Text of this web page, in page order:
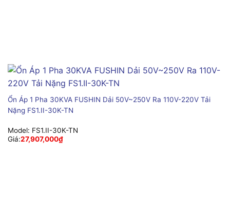
Ổn Áp 1 Pha 30KVA FUSHIN Dải 50V~250V Ra 110V-220V Tải
Nặng FS1.II-30K-TN
Model: FS1.II-30K-TN
Giá:27,907,000₫